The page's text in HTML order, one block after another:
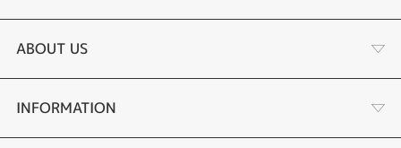
結婚指輪
セットリング
選ばれる理由まとめ
お客様の声
ABOUT US
会社概要
INFORMATION